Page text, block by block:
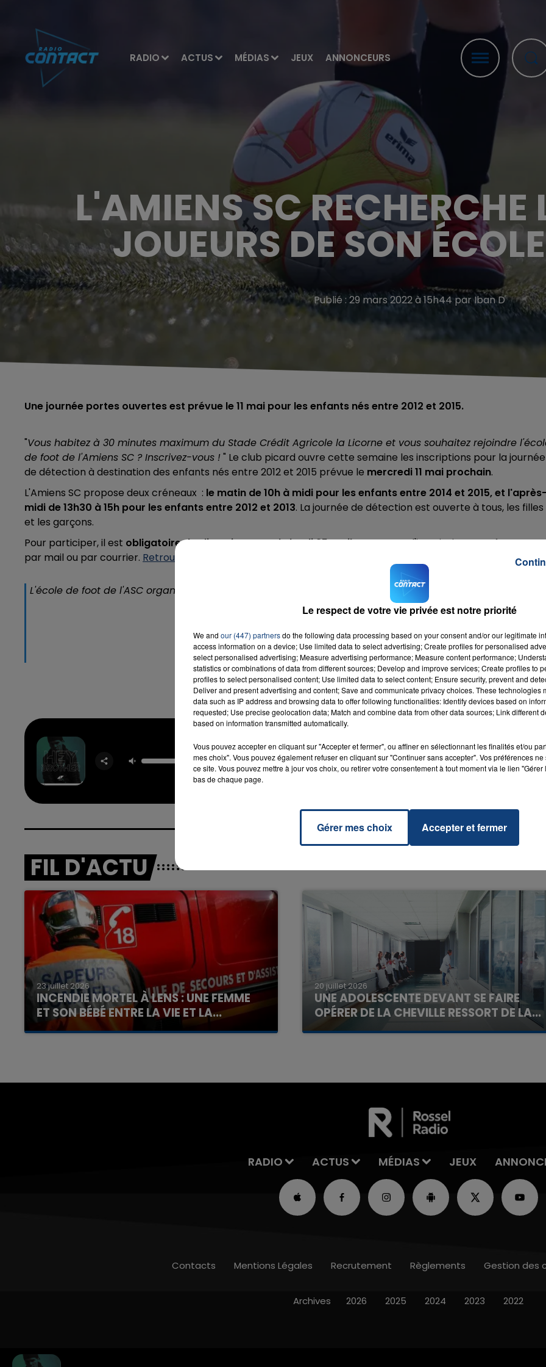
RADIO ACTUS MÉDIAS JEUX ANNONCEURS
16h00 - 20h00
LA TEAM DU WEEK-END
7h00 - 12h00
LA TEAM DU WEEK-END
L'AMIENS SC RECHERCHE
JOUEURS DE SON
Publié : 29 mars 2022 à 15h44 par Iban D
Une journée portes ouvertes est prévue le 11 mai pour les enfants nés entre 2012 et 2015.
"Vous habitez à 30 minutes maximum du Stade Crédit Agricole la Licorne et vous souhaitez rejoindre
de foot de l'Amiens SC ? Inscrivez-vous ! " Le club picard ouvre cette semaine les inscriptions pour la journée
de détection à destination des enfants nés entre 2012 et 2015 prévue le mercredi 11 mai prochain.
L'Amiens SC propose deux créneaux : le matin de 10h à midi pour les enfants entre 2014 et 2015, et l'après-
midi de 13h30 à 15h pour les enfants entre 2012 et 2013. La journée de détection est ouverte à tous, les filles
et les garçons.
Pour participer, il est obligatoire de s'inscrire avant le lundi 25 avril. Le coupon d'inscription peut être
par mail ou par courrier. Retrouvez toutes les infos pratiques sur le site officiel du club
L'école de foot de l'ASC organise une journée 𝑷𝒐𝒓𝒕𝒆𝒔 𝑶𝒖𝒗𝒆𝒓𝒕𝒆𝒔 le mercredi 11 mai prochain pour les enfants
entre 2012 et 2015. 🏟⚽️
Infos et Inscriptions 👇#FiersDetreAmienois⚪️⚫️
— Amiens SC (@AmiensSC)March 28, 2022
Hey Brother
AVICII
RADIO CONTACT
FIL D'ACTU
23 juillet 2026
INCENDIE MORTEL À LENS : UNE FEMME
ET SON BÉBÉ ENTRE LA VIE ET LA...
Un homme s'est immolé par le feu après avoir
20 juillet 2026
UNE ADOLESCENTE DEVANT SE FAIRE
OPÉRER DE LA CHEVILLE RESSORT DE LA...
La famille a porté plainte contre la clinique qui a
La Team du Week-end La Team du Week-end
RADIO ACTUS MÉDIAS JEUX
Contacts Mentions Légales Recrutement Règlements Gestion des
Archives 2026 2025 2024 2023 2022
Le respect de votre vie privée est notre priorité
We and our (447) partnersdo the following data processing based on your consent and/or our legitimate
access information on a device; Use limited data to select advertising; Create profiles for personalised
select personalised advertising; Measure advertising performance; Measure content performance;
statistics or combinations of data from different sources; Develop and improve services; Create profiles to
profiles to select personalised content; Use limited data to select content; Ensure security, prevent and
Deliver and present advertising and content; Save and communicate privacy choices. These technologies
data such as IP address and browsing data to offer following functionalities: Identify devices based on
requested; Use precise geolocation data; Match and combine data from other data sources; Link different
based on information transmitted automatically.
Vous pouvez accepter en cliquant sur "Accepter et fermer", ou affiner en sélectionnant les finalités et/ou
mes choix". Vous pouvez également refuser en cliquant sur "Continuer sans accepter". Vos préférences
ce site. Vous pouvez mettre à jour vos choix, ou retirer votre consentement à tout moment via le lien
bas de chaque page.
Gérer mes choix Accepter et fermer